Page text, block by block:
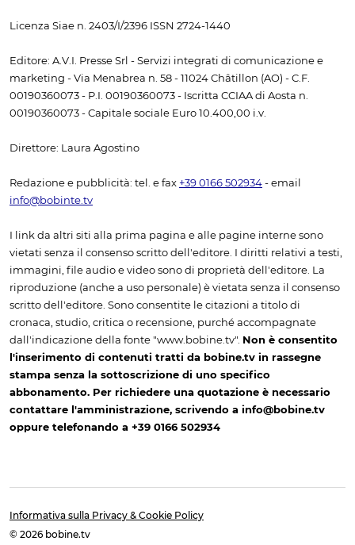
Licenza Siae n. 2403/I/2396 ISSN 2724-1440
Editore: A.V.I. Presse Srl - Servizi integrati di comunicazione e
marketing - Via Menabrea n. 58 - 11024 Châtillon (AO) - C.F.
00190360073 - P.I. 00190360073 - Iscritta CCIAA di Aosta n.
00190360073 - Capitale sociale Euro 10.400,00 i.v.
Direttore: Laura Agostino
Redazione e pubblicità: tel. e fax +39 0166 502934 - email
info@bobinte.tv
I link da altri siti alla prima pagina e alle pagine interne sono
vietati senza il consenso scritto dell'editore. I diritti relativi a testi,
immagini, file audio e video sono di proprietà dell'editore. La
riproduzione (anche a uso personale) è vietata senza il consenso
scritto dell'editore. Sono consentite le citazioni a titolo di
cronaca, studio, critica o recensione, purché accompagnate
dall'indicazione della fonte "www.bobine.tv". Non è consentito
l'inserimento di contenuti tratti da bobine.tv in rassegne
stampa senza la sottoscrizione di uno specifico
abbonamento. Per richiedere una quotazione è necessario
contattare l'amministrazione, scrivendo a info@bobine.tv
oppure telefonando a +39 0166 502934
Informativa sulla Privacy & Cookie Policy
© 2026 bobine.tv